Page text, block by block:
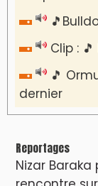
Communiqué de
Marrakech :
du mois
familles